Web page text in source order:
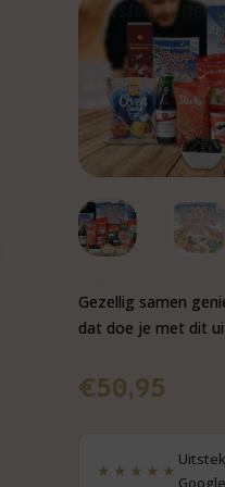
Gezellig samen
dat doe je met dit
€50,95
★★★★★
Google